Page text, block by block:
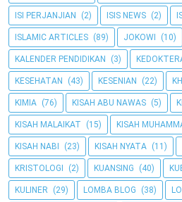
ISI PERJANJIAN (2) ISIS NEWS (2)
ISLAMIC ARTICLES (89) JOKOWI (10)
KALENDER PENDIDIKAN (3)
KESEHATAN (43) KESENIAN (22)
KIMIA (76) KISAH ABU NAWAS (5)
KISAH MALAIKAT (15) KISAH
KISAH NABI (23) KISAH NYATA (11)
KRISTOLOGI (2) KUANSING (40)
KULINER (29) LOMBA BLOG (38)